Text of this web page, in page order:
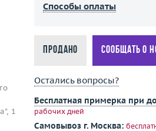
1
Способы оплаты
Продано Сообщать о
Остались вопросы?
Бесплатная примерка при
рабочих дней
Самовывоз г. Москва: